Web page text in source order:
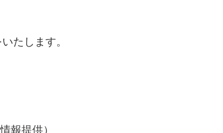
たします。
報提供）